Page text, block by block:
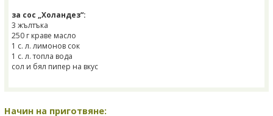
за сос „Холандез“:
3 жълтъка
250 г краве масло
1 с. л. лимонов сок
1 с. л. топла вода
сол и бял пипер на вкус
Начин на приготвяне: